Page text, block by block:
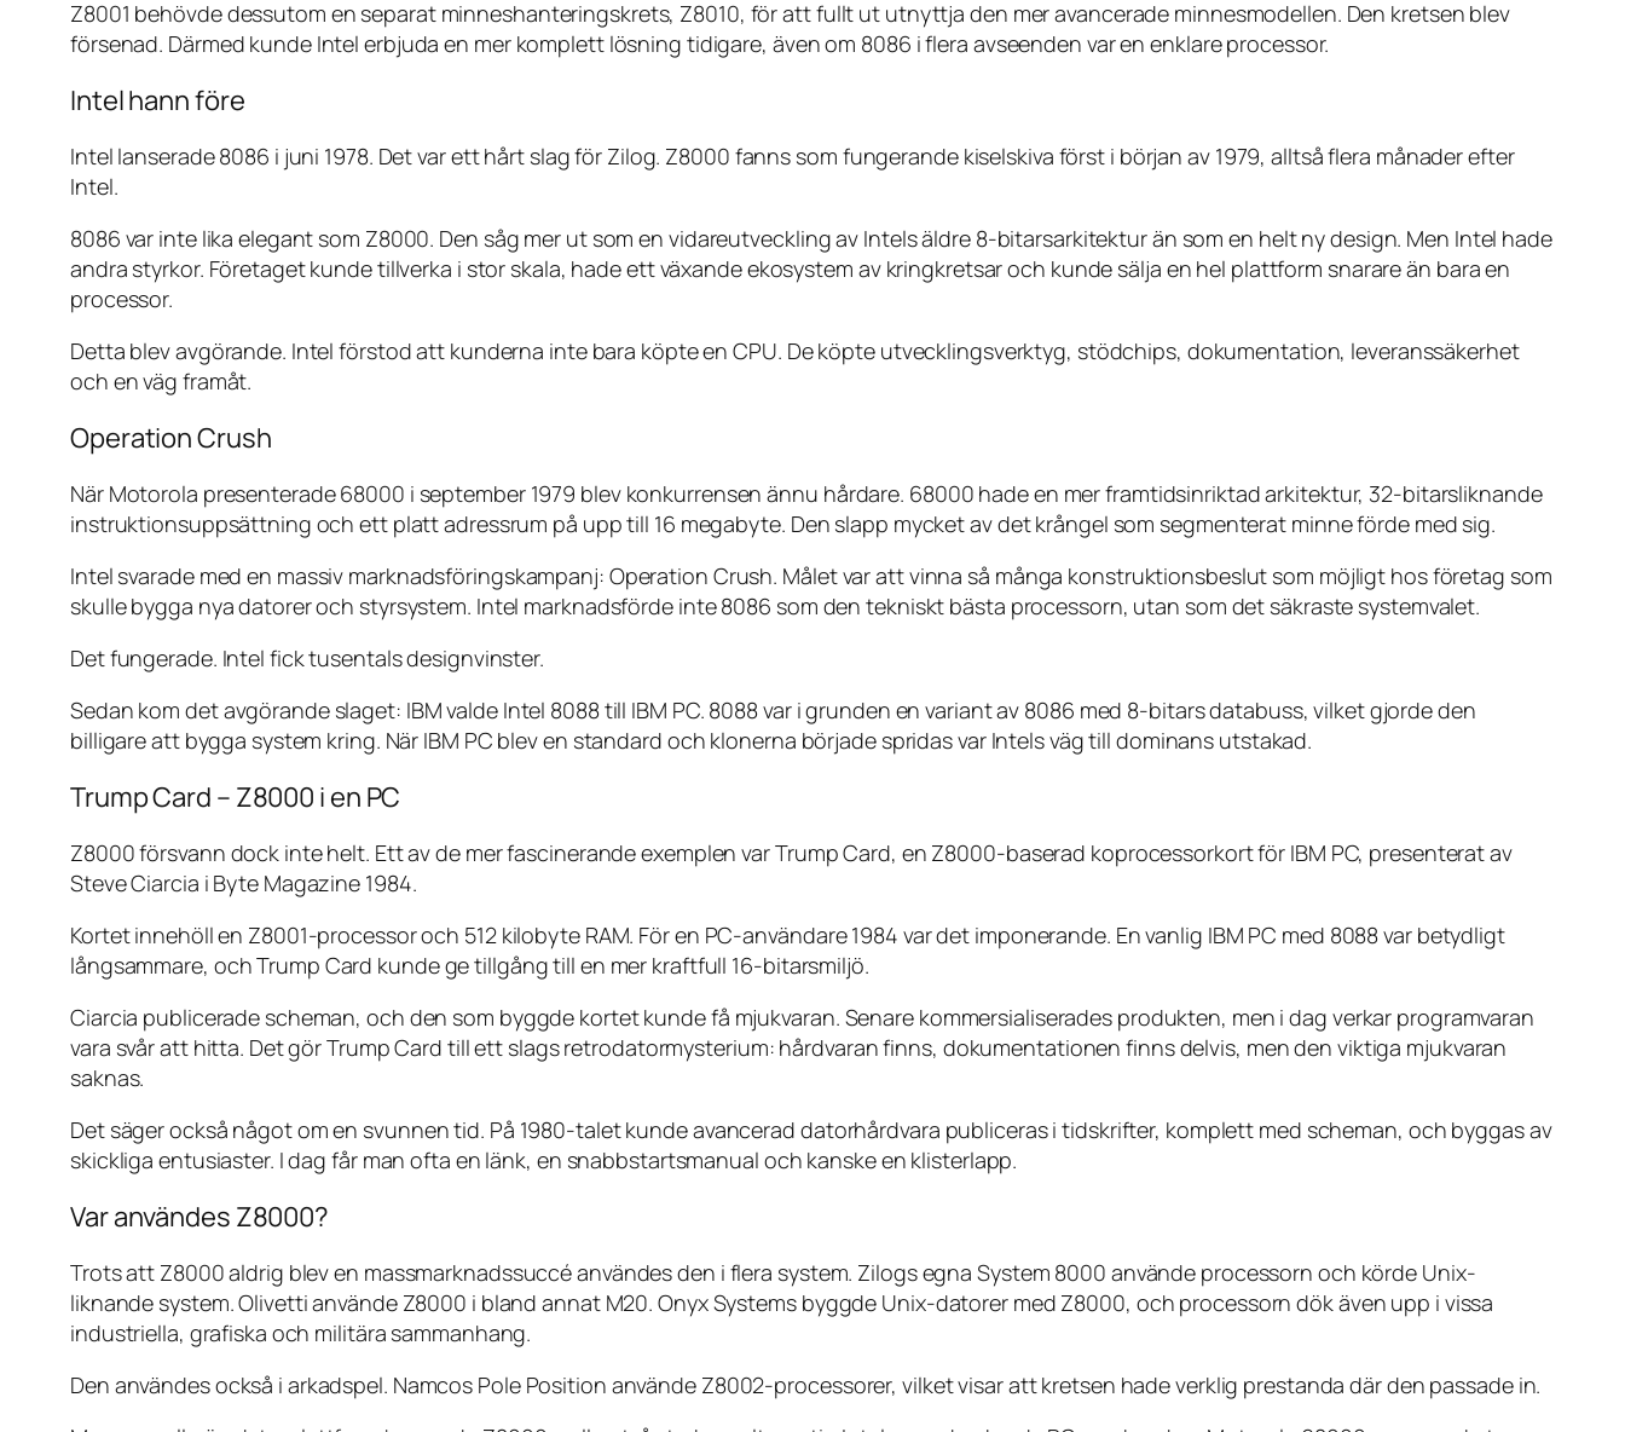
Z8001 behövde dessutom en separat minneshanteringskrets, Z8010, för att fullt ut utnyttja den mer avancerade minnesmodellen. Den kretsen blev
försenad. Därmed kunde Intel erbjuda en mer komplett lösning tidigare, även om 8086 i flera avseenden var en enklare processor.
Intel hann före
Intel lanserade 8086 i juni 1978. Det var ett hårt slag för Zilog. Z8000 fanns som fungerande kiselskiva först i början av 1979, alltså flera månader efter
Intel.
8086 var inte lika elegant som Z8000. Den såg mer ut som en vidareutveckling av Intels äldre 8-bitarsarkitektur än som en helt ny design. Men Intel hade
andra styrkor. Företaget kunde tillverka i stor skala, hade ett växande ekosystem av kringkretsar och kunde sälja en hel plattform snarare än bara en
processor.
Detta blev avgörande. Intel förstod att kunderna inte bara köpte en CPU. De köpte utvecklingsverktyg, stödchips, dokumentation, leveranssäkerhet
och en väg framåt.
Operation Crush
När Motorola presenterade 68000 i september 1979 blev konkurrensen ännu hårdare. 68000 hade en mer framtidsinriktad arkitektur, 32-bitarsliknande
instruktionsuppsättning och ett platt adressrum på upp till 16 megabyte. Den slapp mycket av det krångel som segmenterat minne förde med sig.
Intel svarade med en massiv marknadsföringskampanj: Operation Crush. Målet var att vinna så många konstruktionsbeslut som möjligt hos företag som
skulle bygga nya datorer och styrsystem. Intel marknadsförde inte 8086 som den tekniskt bästa processorn, utan som det säkraste systemvalet.
Det fungerade. Intel fick tusentals designvinster.
Sedan kom det avgörande slaget: IBM valde Intel 8088 till IBM PC. 8088 var i grunden en variant av 8086 med 8-bitars databuss, vilket gjorde den
billigare att bygga system kring. När IBM PC blev en standard och klonerna började spridas var Intels väg till dominans utstakad.
Trump Card – Z8000 i en PC
Z8000 försvann dock inte helt. Ett av de mer fascinerande exemplen var Trump Card, en Z8000-baserad koprocessorkort för IBM PC, presenterat av
Steve Ciarcia i Byte Magazine 1984.
Kortet innehöll en Z8001-processor och 512 kilobyte RAM. För en PC-användare 1984 var det imponerande. En vanlig IBM PC med 8088 var betydligt
långsammare, och Trump Card kunde ge tillgång till en mer kraftfull 16-bitarsmiljö.
Ciarcia publicerade scheman, och den som byggde kortet kunde få mjukvaran. Senare kommersialiserades produkten, men i dag verkar programvaran
vara svår att hitta. Det gör Trump Card till ett slags retrodatormysterium: hårdvaran finns, dokumentationen finns delvis, men den viktiga mjukvaran
saknas.
Det säger också något om en svunnen tid. På 1980-talet kunde avancerad datorhårdvara publiceras i tidskrifter, komplett med scheman, och byggas av
skickliga entusiaster. I dag får man ofta en länk, en snabbstartsmanual och kanske en klisterlapp.
Var användes Z8000?
Trots att Z8000 aldrig blev en massmarknadssuccé användes den i flera system. Zilogs egna System 8000 använde processorn och körde Unix-
liknande system. Olivetti använde Z8000 i bland annat M20. Onyx Systems byggde Unix-datorer med Z8000, och processorn dök även upp i vissa
industriella, grafiska och militära sammanhang.
Den användes också i arkadspel. Namcos Pole Position använde Z8002-processorer, vilket visar att kretsen hade verklig prestanda där den passade in.